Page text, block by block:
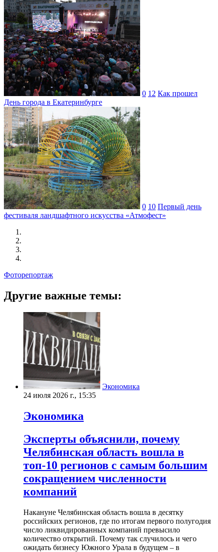
0 12 Как прошел
День города в Екатеринбурге
0 10 Первый день
фестиваля ландшафтного искусства «Атмофест»
Фоторепортаж
Другие важные темы:
Экономика
24 июля 2026 г., 15:35
Экономика
Эксперты объяснили, почему
Челябинская область вошла в
топ-10 регионов с самым большим
сокращением численности
компаний
Накануне Челябинская область вошла в десятку
российских регионов, где по итогам первого полугодия
число ликвидированных компаний превысило
количество открытий. Почему так случилось и чего
ожидать бизнесу Южного Урала в будущем – в